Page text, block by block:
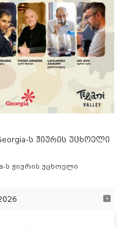
Georgia-ს ჟიურის უცხოელი
ს ჟიურის უცხოელი